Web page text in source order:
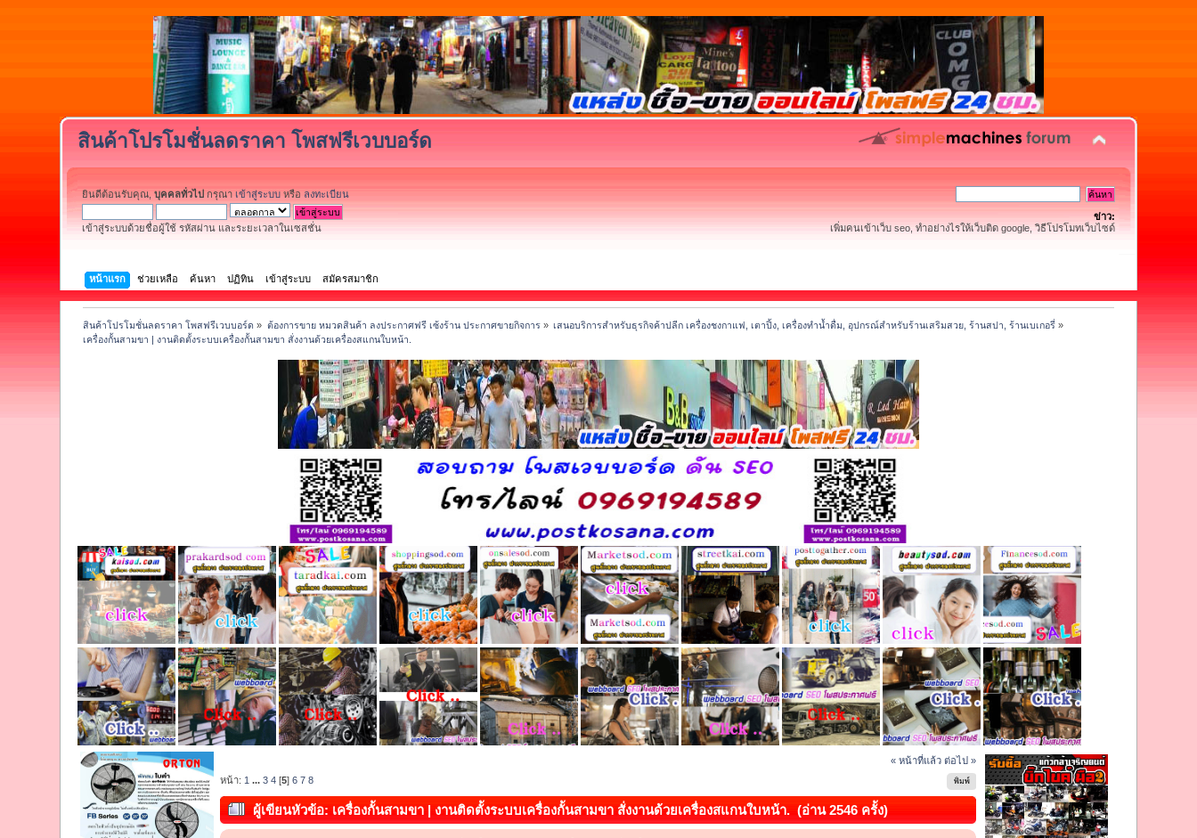
สินค้าโปรโมชั่นลดราคา โพสฟรีเวบบอร์ด
ยินดีต้อนรับคุณ,บุคคลทั่วไป กรุณา เข้าสู่ระบบ หรือ ลงทะเบียน
เข้าสู่ระบบด้วยชื่อผู้ใช้ รหัสผ่าน และระยะเวลาในเซสชั่น
ข่าว:
เพิ่มคนเข้าเว็บ seo, ทำอย่างไรให้เว็บติด google, วิธีโปรโมทเว็บไซด์
หน้าแรก ช่วยเหลือ ค้นหา ปฏิทิน เข้าสู่ระบบ สมัครสมาชิก
สินค้าโปรโมชั่นลดราคา โพสฟรีเวบบอร์ด » ต้องการขาย หมวดสินค้า ลงประกาศฟรี เซ้งร้าน ประกาศขายกิจการ» เสนอบริการสำหรับธุรกิจค้าปลีก เครื่องชงกาแฟ, เตาปิ้ง, เครื่องทำน้ำดื่ม, อุปกรณ์สำหรับร้านเสริมสวย, ร้านสปา, ร้านเบเกอรี่ »
เครื่องกั้นสามขา | งานติดตั้งระบบเครื่องกั้นสามขา สั่งงานด้วยเครื่องสแกนใบหน้า.
« หน้าที่แล้ว ต่อไป »
พิมพ์
หน้า: 1 ...3 4 [5]6 7 8
ผู้เขียนหัวข้อ: เครื่องกั้นสามขา | งานติดตั้งระบบเครื่องกั้นสามขา สั่งงานด้วยเครื่องสแกนใบหน้า. (อ่าน 2546 ครั้ง)